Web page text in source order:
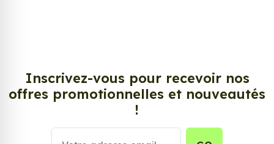
d’adhésifs ou de vinyle, sont tendances et très
populaires pour décorer votre intérieur ou votre
Personnalisez la surface de votre choix avec nos
Inscrivez-vous pour recevoir nos
offres promotionnelles et nouveautés
!